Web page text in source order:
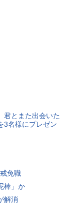
君とまた出会いた
3名様にプレゼン
免職
棒」か
解消